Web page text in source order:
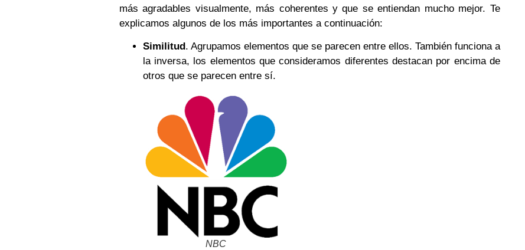
más agradables visualmente, más coherentes y que se entiendan mucho mejor. Te
explicamos algunos de los más importantes a continuación:
Similitud . Agrupamos elementos que se parecen entre ellos. También funciona a
la inversa, los elementos que consideramos diferentes destacan por encima de
otros que se parecen entre sí.
NBC